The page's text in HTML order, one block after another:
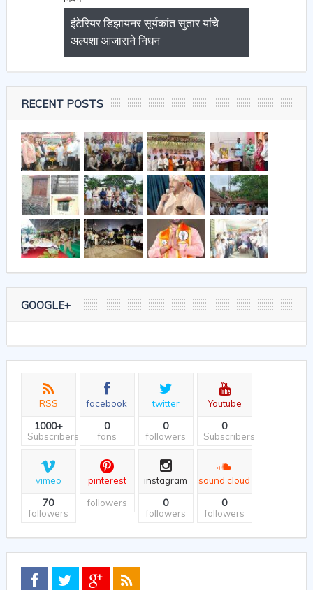
इंटेरियर डिझायनर सूर्यकांत सुतार यांचे
अल्पशा आजाराने निधन
RECENT POSTS
GOOGLE+
RSS
1000+
Subscribers
facebook
0
fans
twitter
0
followers
Youtube
0
Subscribers
vimeo
70
followers
pinterest
followers
instagram
0
followers
sound cloud
0
followers